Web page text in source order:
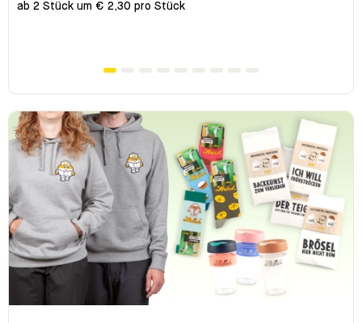
ab 2 Stück um € 2,30 pro Stück